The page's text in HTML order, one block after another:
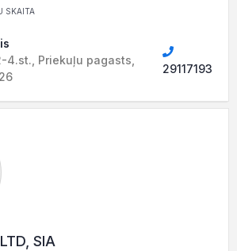
SKAITA
4.st., Priekuļu pagasts,
29117193
SIA